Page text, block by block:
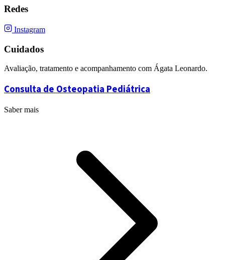
Redes
Instagram
Cuidados
Avaliação, tratamento e acompanhamento com Ágata Leonardo.
Consulta de Osteopatia Pediátrica
Saber mais